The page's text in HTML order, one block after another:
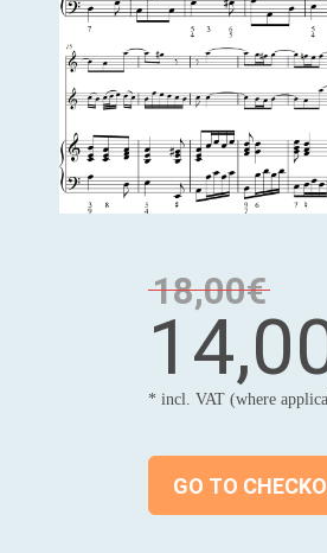
18,00€
* incl. VAT (where
GO TO